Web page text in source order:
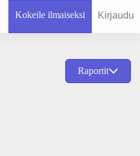
Kokeile ilmaiseksi Kirjaudu
Raportit